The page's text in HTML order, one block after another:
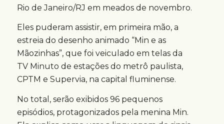
Rio de Janeiro/RJ em meados de novembro.
Eles puderam assistir, em primeira mão, a
estreia do desenho animado “Min e as
Mãozinhas”, que foi veiculado em telas da
TV Minuto de estações do metrô paulista,
CPTM e Supervia, na capital fluminense.
No total, serão exibidos 96 pequenos
episódios, protagonizados pela menina Min.